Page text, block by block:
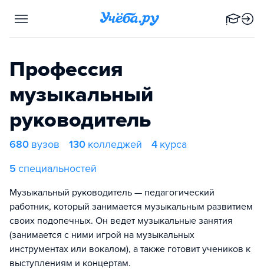
Профессия
музыкальный
руководитель
680 вузов 130 колледжей 4 курса
5 специальностей
Музыкальный руководитель — педагогический
работник, который занимается музыкальным развитием
своих подопечных. Он ведет музыкальные занятия
(занимается с ними игрой на музыкальных
инструментах или вокалом), а также готовит учеников к
выступлениям и концертам.